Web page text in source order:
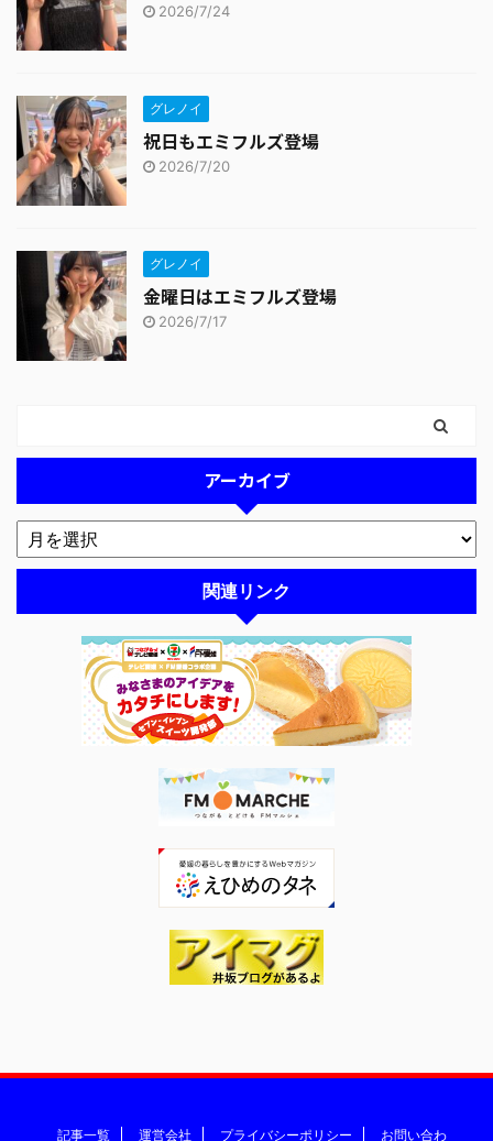
2026/7/24
グレノイ
祝日もエミフルズ登場
2026/7/20
グレノイ
金曜日はエミフルズ登場
2026/7/17
アーカイブ
関連リンク
記事一覧 運営会社 プライバシーポリシー お問い合わ